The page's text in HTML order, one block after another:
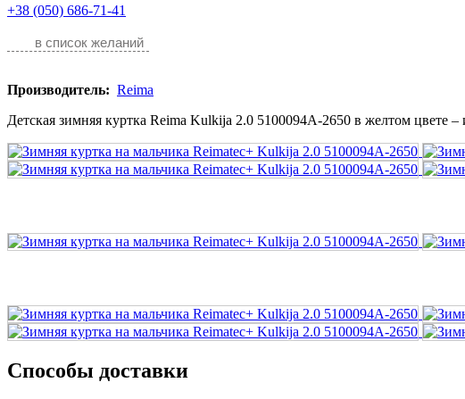
+38 (050) 686-71-41
в список желаний
Производитель: Reima
Детская зимняя куртка Reima Kulkija 2.0 5100094A-2650 в желтом цвете –
Способы доставки